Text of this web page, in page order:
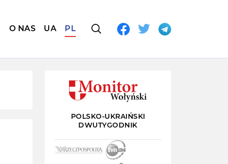
O NAS UA PL
POLSKO-UKRAIŃSKI
DWUTYGODNIK